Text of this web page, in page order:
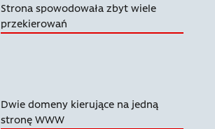
Strona spowodowała zbyt wiele
przekierowań
Dwie domeny kierujące na jedną
stronę WWW